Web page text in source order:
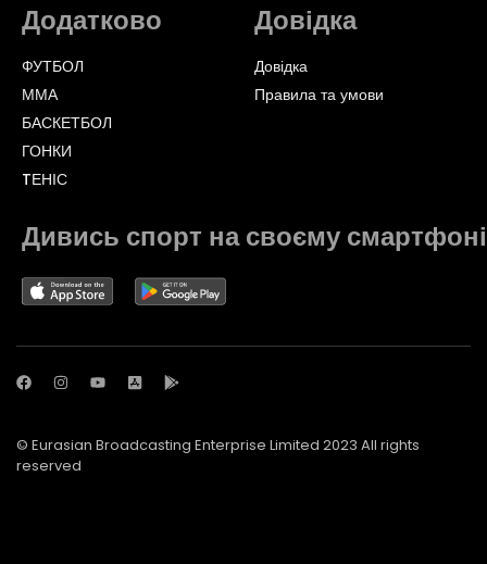
Додатково
ФУТБОЛ
ММА
БАСКЕТБОЛ
ГОНКИ
TЕНІС
Довідка
Довідка
Правила та умови
Дивись спорт на своєму смартфоні
© Eurasian Broadcasting Enterprise Limited 2023 All rights
reserved